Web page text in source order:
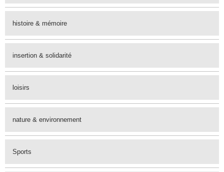
histoire & mémoire
insertion & solidarité
loisirs
nature & environnement
Sports